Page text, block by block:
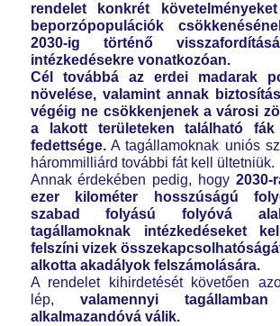
rendelet konkrét
beporzópopulációk
2030-ig történő
intézkedésekre vonatkozóan.
Cél továbbá az erdei madarak
növelése, valamint annak
végéig ne csökkenjenek a városi
a lakott területeken található fák
fedettsége.A tagállamoknak uniós
hárommilliárd további fát kell ültetniük.
Annak érdekében pedig, hogy 2030-
ezer kilométer hosszúságú
szabad folyású folyóvá
tagállamoknak intézkedéseket
felszíni vizek
alkotta akadályok felszámolására.
A rendelet kihirdetését követően
lép, valamennyi tagállamban
alkalmazandóvá válik.